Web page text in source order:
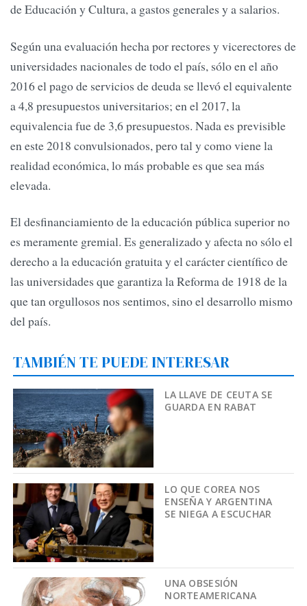
de Educación y Cultura, a gastos generales y a salarios.
Según una evaluación hecha por rectores y vicerectores de
universidades nacionales de todo el país, sólo en el año
2016 el pago de servicios de deuda se llevó el equivalente
a 4,8 presupuestos universitarios; en el 2017, la
equivalencia fue de 3,6 presupuestos. Nada es previsible
en este 2018 convulsionados, pero tal y como viene la
realidad económica, lo más probable es que sea más
elevada.
El desfinanciamiento de la educación pública superior no
es meramente gremial. Es generalizado y afecta no sólo el
derecho a la educación gratuita y el carácter científico de
las universidades que garantiza la Reforma de 1918 de la
que tan orgullosos nos sentimos, sino el desarrollo mismo
del país.
TAMBIÉN TE PUEDE INTERESAR
LA LLAVE DE CEUTA SE
GUARDA EN RABAT
LO QUE COREA NOS
ENSEÑA Y ARGENTINA
SE NIEGA A ESCUCHAR
UNA OBSESIÓN
NORTEAMERICANA